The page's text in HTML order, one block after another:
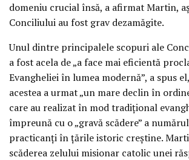
domeniu crucial însă, a afirmat Martin,
Conciliului au fost grav dezamăgite.
Unul dintre principalele scopuri ale
a fost acela de „a face mai eficientă
Evangheliei în lumea modernă”, a spus
acestea a urmat „un mare declin în
care au realizat în mod tradiţional
împreună cu o „gravă scădere” a
practicanţi în ţările istoric creştine.
scăderea zelului misionar catolic unei